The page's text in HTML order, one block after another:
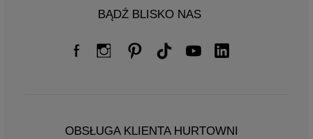
BĄDŹ BLISKO NAS
OBSŁUGA KLIENTA HURTOWNI